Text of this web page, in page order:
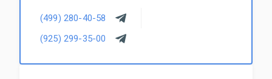
(499) 280-40-58
(925) 299-35-00